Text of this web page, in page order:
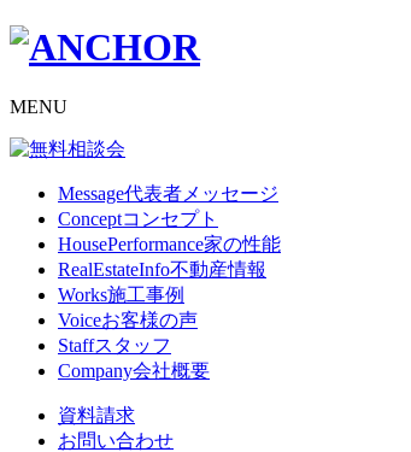
MENU
Message代表者メッセージ
Conceptコンセプト
HousePerformance家の性能
RealEstateInfo不動産情報
Works施工事例
Voiceお客様の声
Staffスタッフ
Company会社概要
資料請求
お問い合わせ